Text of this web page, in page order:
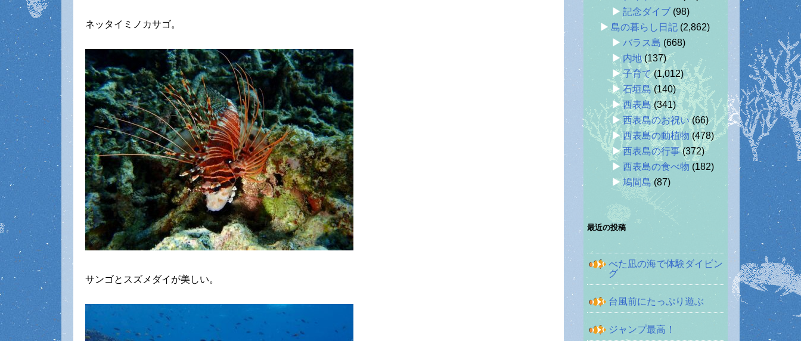
ネッタイミノカサゴ。
サンゴとスズメダイが美しい。
記念ダイブ (98)
島の暮らし日記 (2,862)
バラス島 (668)
内地(137)
子育て(1,012)
石垣島(140)
西表島(341)
西表島のお祝い(66)
西表島の動植物(478)
西表島の行事(372)
西表島の食べ物 (182)
鳩間島 (87)
最近の投稿
べた凪の海で体験ダイビン
グ
台風前にたっぷり遊ぶ
ジャンプ最高！